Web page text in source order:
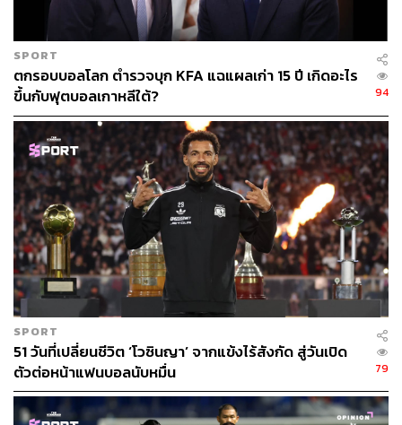
SPORT
ตกรอบบอลโลก ตำรวจบุก KFA แฉแผลเก่า 15 ปี เกิดอะไร
ขึ้นกับฟุตบอลเกาหลีใต้?
94
SPORT
51 วันที่เปลี่ยนชีวิต ‘โวซินญา’ จากแข้งไร้สังกัด สู่วันเปิด
ตัวต่อหน้าแฟนบอลนับหมื่น
79